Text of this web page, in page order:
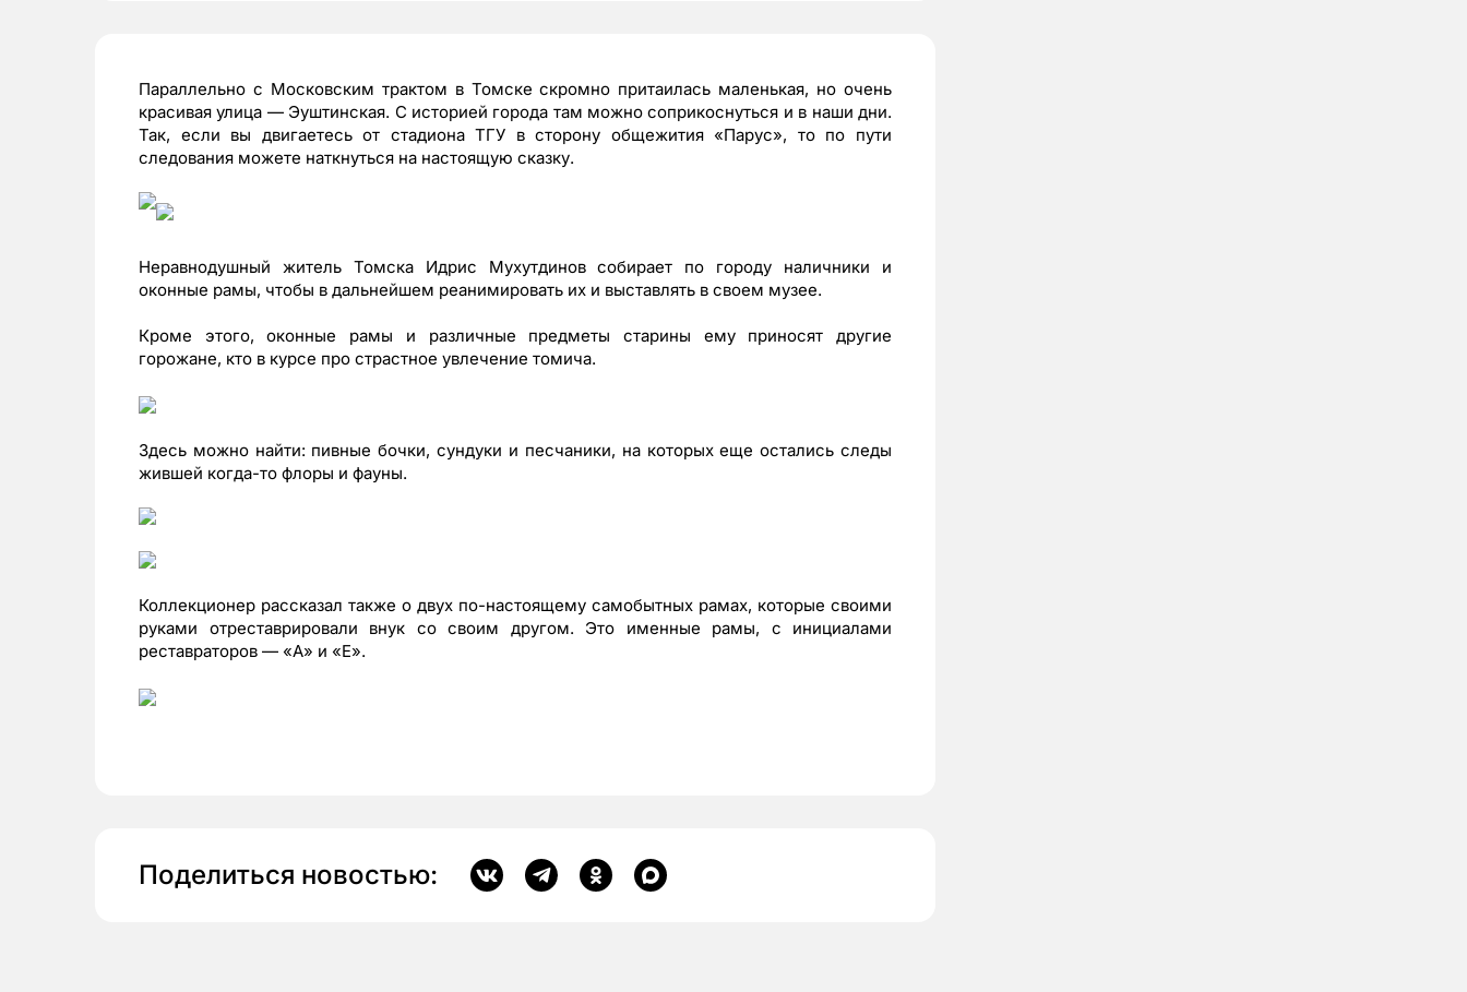
Параллельно с Московским трактом в Томске скромно притаилась маленькая, но очень
красивая улица — Эуштинская. С историей города там можно соприкоснуться и в наши дни.
Так, если вы двигаетесь от стадиона ТГУ в сторону общежития «Парус», то по пути
следования можете наткнуться на настоящую сказку.
Неравнодушный житель Томска Идрис Мухутдинов собирает по городу наличники и
оконные рамы, чтобы в дальнейшем реанимировать их и выставлять в своем музее.
Кроме этого, оконные рамы и различные предметы старины ему приносят другие
горожане, кто в курсе про страстное увлечение томича.
Здесь можно найти: пивные бочки, сундуки и песчаники, на которых еще остались следы
жившей когда-то флоры и фауны.
Коллекционер рассказал также о двух по-настоящему самобытных рамах, которые своими
руками отреставрировали внук со своим другом. Это именные рамы, с инициалами
реставраторов — «А» и «Е».
Поделиться новостью: